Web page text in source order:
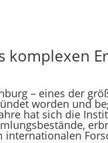
komplexen
– eines der
worden und
hat sich die
internationalen